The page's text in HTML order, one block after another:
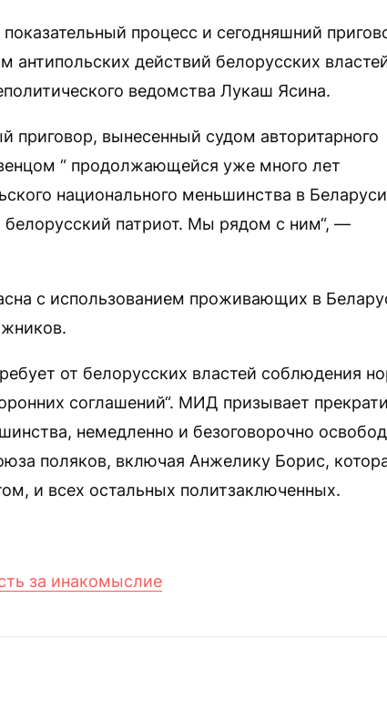
процесс и сегодняшний
антипольских действий белорусских
ведомства Лукаш Ясина.
приговор, вынесенный судом авторитарного
венцом “ продолжающейся уже много лет
национального меньшинства в
патриот. Мы рядом с ним“, —
с использованием проживающих в
от белорусских властей соблюдения
соглашений“. МИД призывает
немедленно и безоговорочно
поляков, включая Анжелику Борис,
и всех остальных политзаключенных.
за инакомыслие